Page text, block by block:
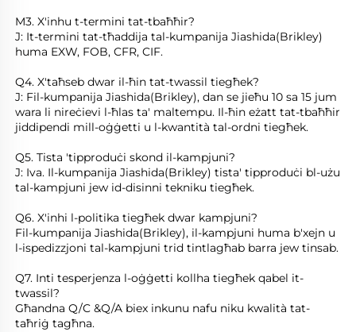
M3. X'inhu t-termini tat-tbaħħir?
J: It-termini tat-tħaddija tal-kumpanija Jiashida(Brikley)
huma EXW, FOB, CFR, CIF.
Q4. X'taħseb dwar il-ħin tat-twassil tiegħek?
J: Fil-kumpanija Jiashida(Brikley), dan se jieħu 10 sa 15 jum
jiddipendi mill-oġġetti u l-kwantità tal-ordni tiegħek.
Q5. Tista 'tipproduċi skond il-kampjuni?
J: Iva. Il-kumpanija Jiashida(Brikley) tista' tipproduċi bl-użu
tal-kampjuni jew id-disinni tekniku tiegħek.
Q6. X'inhi l-politika tiegħek dwar kampjuni?
Fil-kumpanija Jiashida(Brikley), il-kampjuni huma b'xejn u
Q7. Inti tesperjenza l-oġġetti kollha tiegħek qabel it-
twassil?
Għandna Q/C &Q/A biex inkunu nafu niku kwalità tat-
taħriġ tagħna.